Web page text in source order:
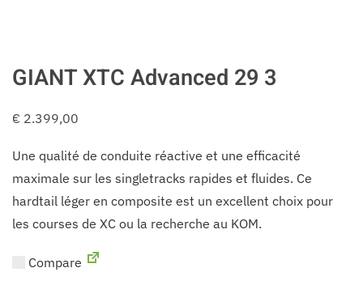
GIANT XTC Advanced 29 3
€ 2.399,00
Une qualité de conduite réactive et une efficacité
maximale sur les singletracks rapides et fluides. Ce
hardtail léger en composite est un excellent choix pour
les courses de XC ou la recherche au KOM.
Compare